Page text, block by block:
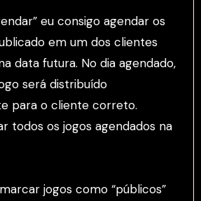
eu consigo agendar os
em um dos clientes
data futura. No dia agendado,
será distribuído
para o cliente correto.
todos os jogos agendados na
jogos como “públicos”